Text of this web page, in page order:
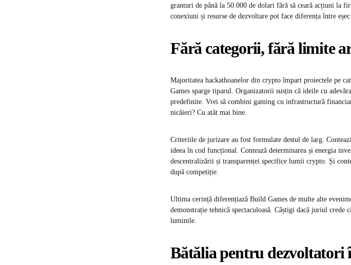
granturi de până la 50.000 de dolari fără să ceară acțiuni la
conexiuni și resurse de dezvoltare pot face diferența între eșec
Fără categorii, fără limite
Majoritatea hackathoanelor din crypto împart proiectele pe
Games sparge tiparul. Organizatorii susțin că ideile cu
predefinite. Vrei să combini gaming cu infrastructură
nicăieri? Cu atât mai bine.
Criteriile de jurizare au fost formulate destul de larg.
ideea în cod funcțional. Contează determinarea și energia
descentralizării și transparenței specifice lumii crypto. Și
după competiție.
Ultima cerință diferențiază Build Games de multe alte
demonstrație tehnică spectaculoasă. Câștigi dacă juriul
luminile.
Bătălia pentru dezvoltatori